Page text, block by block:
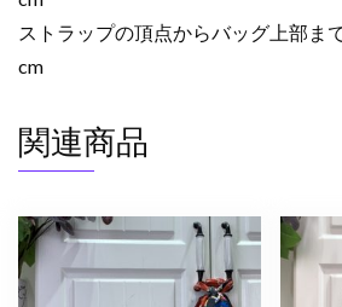
ストラップの頂点からバッグ上部ま
cm
関連商品